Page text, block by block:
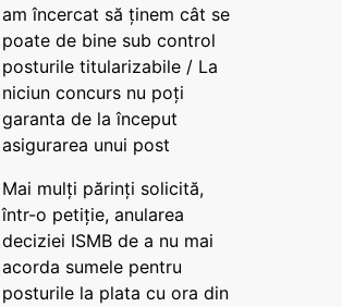
am încercat să ținem cât se
poate de bine sub control
posturile titularizabile / La
niciun concurs nu poți
garanta de la început
asigurarea unui post
Mai mulți părinți solicită,
într-o petiție, anularea
deciziei ISMB de a nu mai
acorda sumele pentru
posturile la plata cu ora din